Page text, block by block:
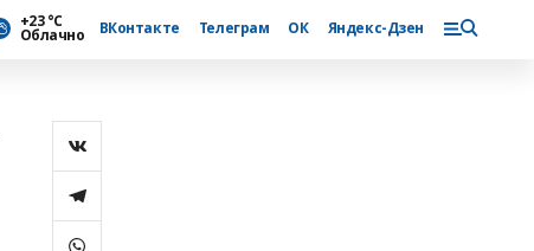
+23 °С
Облачно ВКонтакте Телеграм ОК Яндекс-Дзен